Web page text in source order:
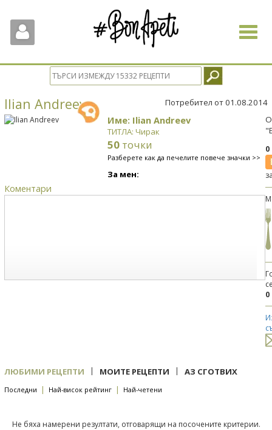
Toggle
Ilian Andreev Потребител от 01.08.2014
Име: Ilian Andreev
ТИТЛА: Чирак
50 точки
Разберете как да печелите повече значки >>
За мен:
Коментари
0
ЛЮБИМИ РЕЦЕПТИ | МОИТЕ РЕЦЕПТИ | АЗ СГОТВИХ
Последни | Най-висок рейтинг | Най-четени
Не бяха намерени резултати, отговарящи на посочените критерии.